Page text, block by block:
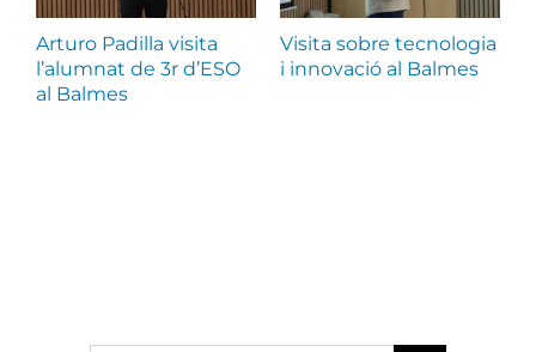
Arturo Padilla visita
l’alumnat de 3r d’ESO
al Balmes
Visita sobre tecnologia
i innovació al Balmes